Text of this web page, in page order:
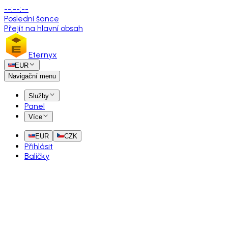
--:--:--
Poslední šance
Přejít na hlavní obsah
Eternyx
EUR
Navigační menu
Služby
Panel
Více
EUR CZK
Přihlásit
Balíčky